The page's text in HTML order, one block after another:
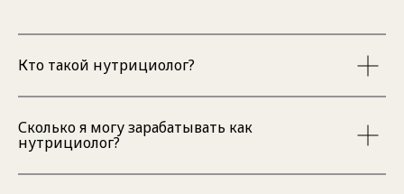
Кто такой нутрициолог?
Сколько я могу зарабатывать как
нутрициолог?